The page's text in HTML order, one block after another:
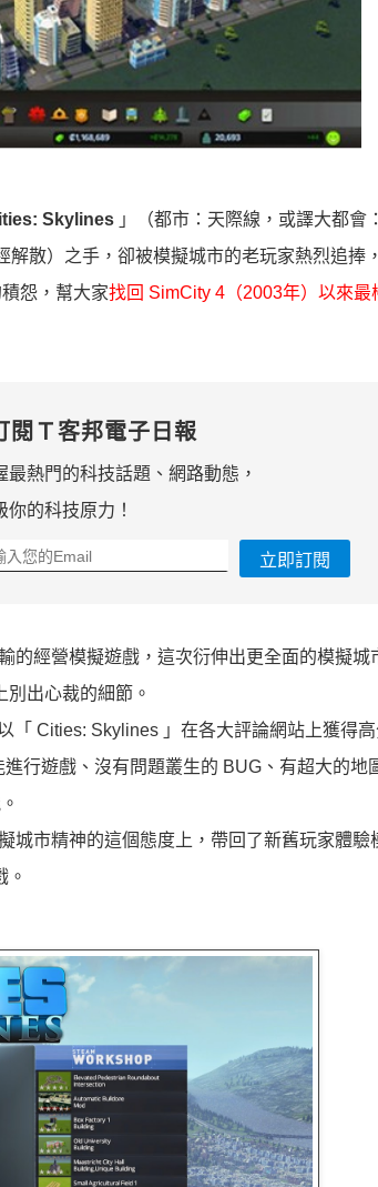
Skylines 」（都市：天際線，或譯大都會
散）之手，卻被模擬城市的老玩家熱烈追捧
怨，幫大家找回 SimCity 4（2003年）以來最
閱Ｔ客邦電子日報
最熱門的科技話題、網路動態，
你的科技原力！
立即訂閱
的經營模擬遊戲，這次衍伸出更全面的模擬城
出心裁的細節。
「 Cities: Skylines 」在各大評論網站上獲得
行遊戲、沒有問題叢生的 BUG、有超大的地
城市精神的這個態度上，帶回了新舊玩家體驗
。